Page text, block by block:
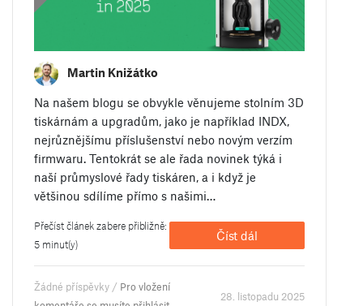
Martin Knižátko
Na našem blogu se obvykle věnujeme stolním 3D
tiskárnám a upgradům, jako je například INDX,
nejrůznějšímu příslušenství nebo novým verzím
firmwaru. Tentokrát se ale řada novinek týká i
naší průmyslové řady tiskáren, a i když je
většinou sdílíme přímo s našimi…
Přečíst článek zabere přibližně:
5 minut(y)
Číst dál
Žádné příspěvky / Pro vložení
28. listopadu 2025